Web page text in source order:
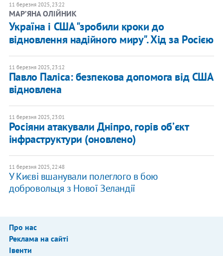
11 березня 2025, 23:22
МАРʼЯНА ОЛІЙНИК
Україна і США "зробили кроки до
відновлення надійного миру". Хід за Росією
11 березня 2025, 23:12
Павло Паліса: безпекова допомога від США
відновлена
11 березня 2025, 23:01
Росіяни атакували Дніпро, горів обʼєкт
інфраструктури (оновлено)
11 березня 2025, 22:48
У Києві вшанували полеглого в бою
добровольця з Нової Зеландії
Про нас
Реклама на сайті
Івенти